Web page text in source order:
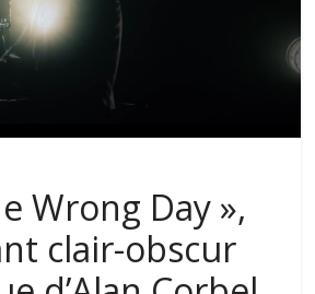
Wrong Day »,
clair-obscur